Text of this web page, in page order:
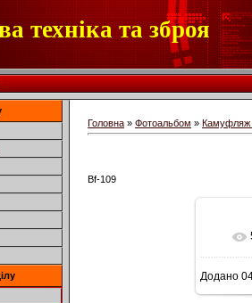
техніка та зброя
Головна » Фотоальбом » Камуфляж
Bf-109
Додано